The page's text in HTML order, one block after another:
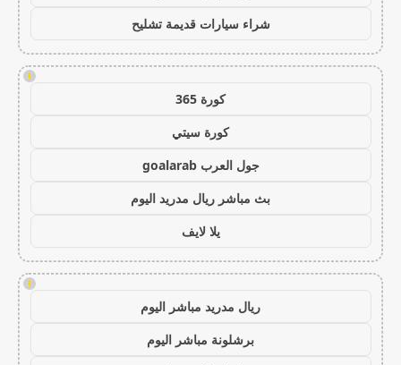
شراء سيارات قديمة تشليح
!
كورة 365
كورة سيتي
جول العرب goalarab
بث مباشر ريال مدريد اليوم
يلا لايف
!
ريال مدريد مباشر اليوم
برشلونة مباشر اليوم